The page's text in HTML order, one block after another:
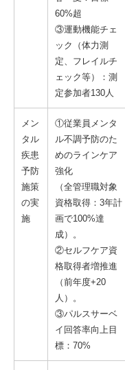
60%超
③運動機能チェ
ック（体力測
定、フレイルチ
ェック等）：測
定参加者130人
メン
タル
疾患
予防
施策
の実
施
①従業員メンタ
ル不調予防のた
めのラインケア
強化
（全管理職対象
資格取得：3年計
画で100%達
成）。
②セルフケア資
格取得者増推進
（前年度+20
人）。
③パルスサーベ
イ回答率向上目
標：70%